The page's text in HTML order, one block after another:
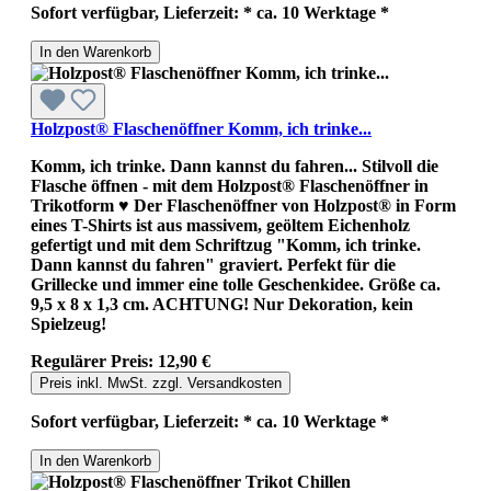
Sofort verfügbar, Lieferzeit: * ca. 10 Werktage *
In den Warenkorb
Holzpost® Flaschenöffner Komm, ich trinke...
Komm, ich trinke. Dann kannst du fahren... Stilvoll die
Flasche öffnen - mit dem Holzpost® Flaschenöffner in
Trikotform ♥ Der Flaschenöffner von Holzpost® in Form
eines T-Shirts ist aus massivem, geöltem Eichenholz
gefertigt und mit dem Schriftzug "Komm, ich trinke.
Dann kannst du fahren" graviert. Perfekt für die
Grillecke und immer eine tolle Geschenkidee. Größe ca.
9,5 x 8 x 1,3 cm. ACHTUNG! Nur Dekoration, kein
Spielzeug!
Regulärer Preis: 12,90 €
Preis inkl. MwSt. zzgl. Versandkosten
Sofort verfügbar, Lieferzeit: * ca. 10 Werktage *
In den Warenkorb